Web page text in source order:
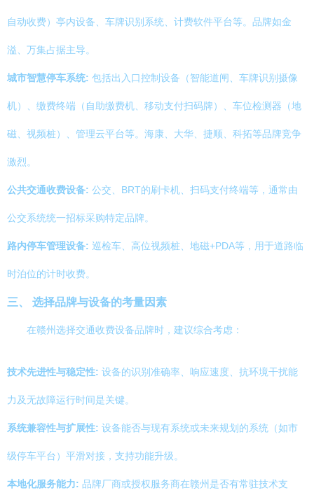
自动收费）亭内设备、车牌识别系统、计费软件平台等。品牌如金
溢、万集占据主导。
城市智慧停车系统: 包括出入口控制设备（智能道闸、车牌识别摄像
机）、缴费终端（自助缴费机、移动支付扫码牌）、车位检测器（地
磁、视频桩）、管理云平台等。海康、大华、捷顺、科拓等品牌竞争
激烈。
公共交通收费设备: 公交、BRT的刷卡机、扫码支付终端等，通常由
公交系统统一招标采购特定品牌。
路内停车管理设备: 巡检车、高位视频桩、地磁+PDA等，用于道路临
时泊位的计时收费。
三、 选择品牌与设备的考量因素
在赣州选择交通收费设备品牌时，建议综合考虑：
技术先进性与稳定性: 设备的识别准确率、响应速度、抗环境干扰能
力及无故障运行时间是关键。
系统兼容性与扩展性: 设备能否与现有系统或未来规划的系统（如市
级停车平台）平滑对接，支持功能升级。
本地化服务能力: 品牌厂商或授权服务商在赣州是否有常驻技术支